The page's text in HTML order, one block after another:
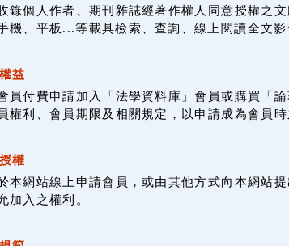
錄個人作者、期刊雜誌經著作權人同意授權之
機、平板...等載具檢索、查詢、線上閱讀全文
益
員付費申請加入「法學資料庫」會員或購買「
員權利、會員期限及相關規定，以申請成為會員
權
本網站線上申請會員，或由其他方式向本網站
加入之權利。